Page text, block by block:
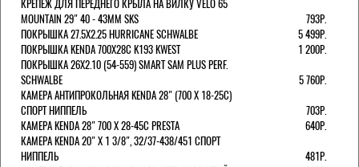
КРЕПЕЖ ДЛЯ ПЕРЕДНЕГО КРЫЛА НА ВИЛКУ VELO 65
MOUNTAIN 29" 40 - 43ММ SKS
793Р.
ПОКРЫШКА 27.5X2.25 HURRICANE SCHWALBE
5 499Р.
ПОКРЫШКА KENDA 700Х28С K193 KWEST
1 200Р.
ПОКРЫШКА 26X2.10 (54-559) SMART SAM PLUS PERF.
SCHWALBE
5 760Р.
КАМЕРА АНТИПРОКОЛЬНАЯ KENDA 28" (700 Х 18-25C)
СПОРТ НИППЕЛЬ
703Р.
КАМЕРА KENDA 28" 700 Х 28-45С PRESTA
640Р.
КАМЕРА KENDA 20" Х 1 3/8", 32/37-438/451 СПОРТ
НИППЕЛЬ
481Р.